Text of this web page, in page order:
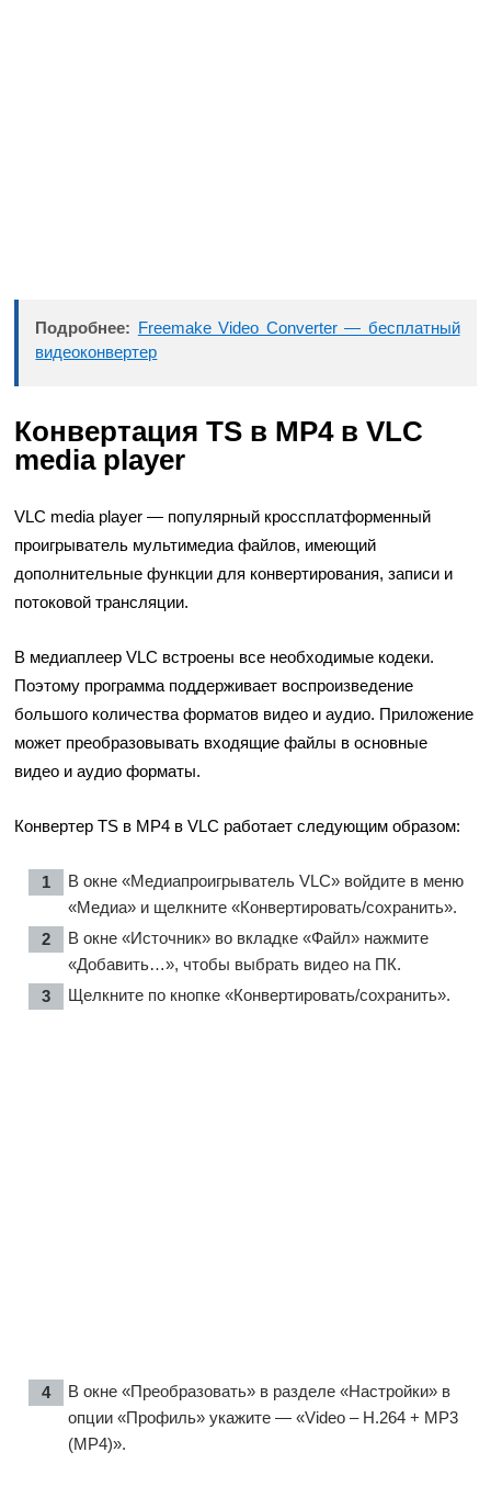
Подробнее: Freemake Video Converter — бесплатный
видеоконвертер
Конвертация TS в MP4 в VLC
media player
VLC media player — популярный кроссплатформенный
проигрыватель мультимедиа файлов, имеющий
дополнительные функции для конвертирования, записи и
потоковой трансляции.
В медиаплеер VLC встроены все необходимые кодеки.
Поэтому программа поддерживает воспроизведение
большого количества форматов видео и аудио. Приложение
может преобразовывать входящие файлы в основные
видео и аудио форматы.
Конвертер TS в MP4 в VLC работает следующим образом:
В окне «Медиапроигрыватель VLC» войдите в меню
«Медиа» и щелкните «Конвертировать/сохранить».
В окне «Источник» во вкладке «Файл» нажмите
«Добавить…», чтобы выбрать видео на ПК.
Щелкните по кнопке «Конвертировать/сохранить».
В окне «Преобразовать» в разделе «Настройки» в
опции «Профиль» укажите — «Video – H.264 + MP3
(MP4)».